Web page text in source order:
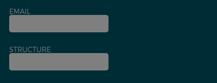
EMAIL
STRUCTURE